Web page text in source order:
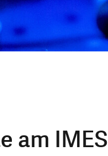
am IMES